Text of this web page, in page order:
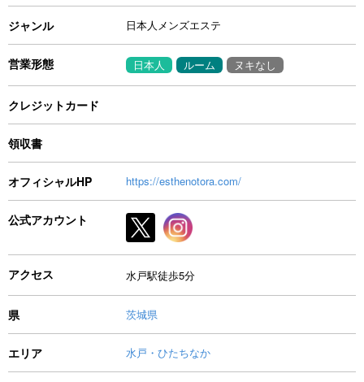
ジャンル 日本人メンズエステ
営業形態 日本人 ルーム ヌキなし
クレジットカード
領収書
オフィシャルHP https://esthenotora.com/
公式アカウント
アクセス 水戸駅徒歩5分
県 茨城県
エリア 水戸・ひたちなか